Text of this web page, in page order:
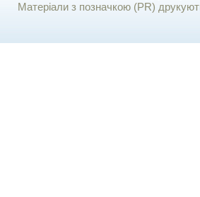
Матеріали з позначкою (PR)